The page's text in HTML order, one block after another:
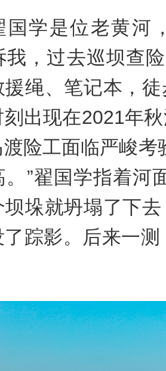
国学是位老黄河
我，过去巡坝查
绳、笔记本，
出现在2021年
险工面临严峻考
”翟国学指着河
垛就坍塌了下
踪影。后来一